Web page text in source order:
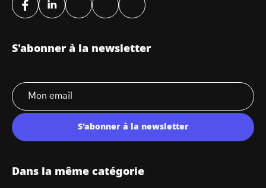
S'abonner à la newsletter
S'abonner à la newsletter
Dans la même catégorie